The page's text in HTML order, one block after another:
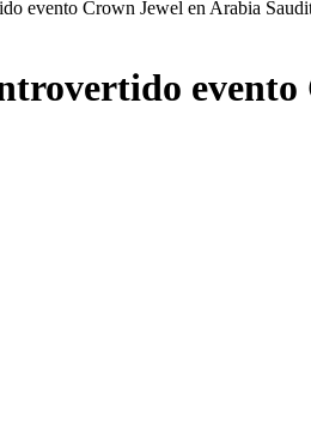
evento Crown Jewel en Arabia